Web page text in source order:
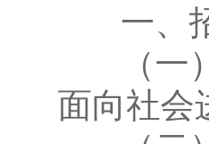
一、
（一）
面向社会